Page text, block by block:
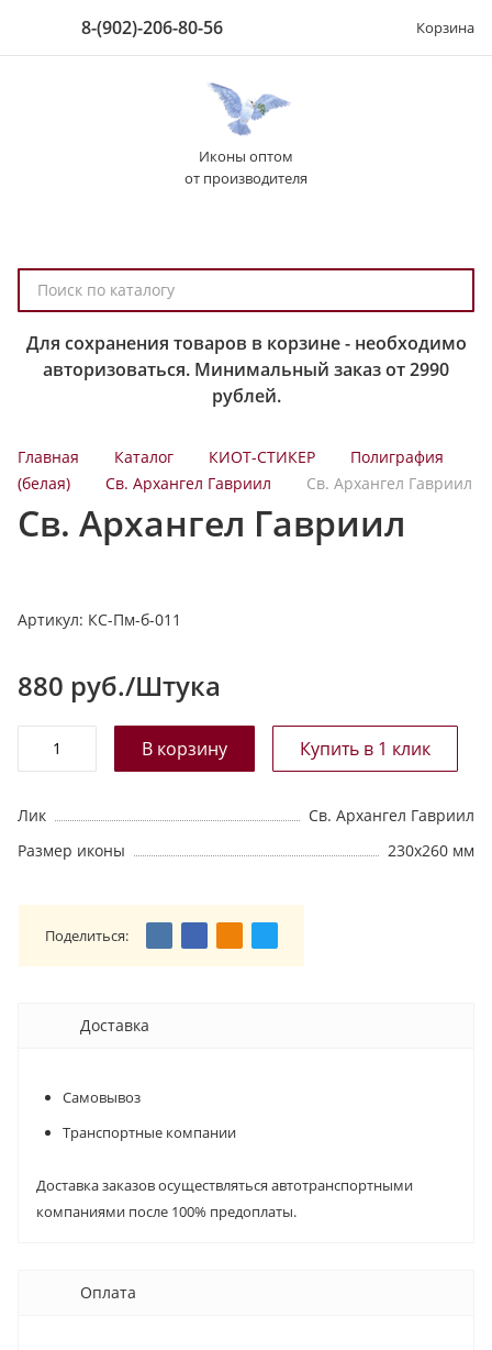
8-(902)-206-80-56 Корзина
Иконы оптом
от производителя
о
к
а
т
г
Для сохранения товаров в корзине - необходимо
авторизоваться. Минимальный заказ от 2990
рублей.
Главная Каталог КИОТ-СТИКЕР
Полиграфия
(белая)
Св. Архангел Гавриил Св. Архангел Гавриил
Св. Архангел Гавриил
Артикул: КС-Пм-б-011
880 руб./Штука
Лик
Св. Архангел Гавриил
Размер иконы
230х260 мм
Поделиться:
Доставка
Самовывоз
Транспортные компании
Доставка заказов осуществляться автотранспортными
компаниями после 100% предоплаты.
Оплата